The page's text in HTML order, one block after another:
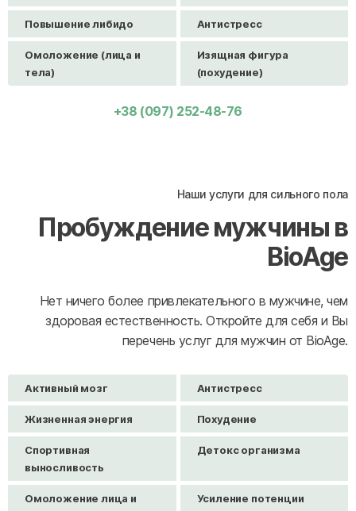
Повышение либидо Антистресс
Омоложение (лица и
тела)
Изящная фигура
(похудение)
+38 (097) 252-48-76
Наши услуги для сильного пола
Пробуждение мужчины в
BioAge
Нет ничего более привлекательного в мужчине, чем
здоровая естественность. Откройте для себя и Вы
перечень услуг для мужчин от BioAge.
Активный мозг Антистресс
Жизненная энергия Похудение
Спортивная
выносливость
Детокс организма
Омоложение лица и
Усиление потенции